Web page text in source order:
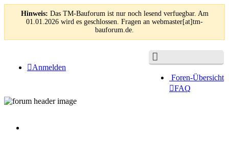
Hinweis: Das TM-Bauforum ist nur noch lesend verfuegbar. Am
01.01.2026 wird es geschlossen. Fragen an webmaster[at]tm-
bauforum.de.
Foren-Übersicht
FAQ
Anmelden